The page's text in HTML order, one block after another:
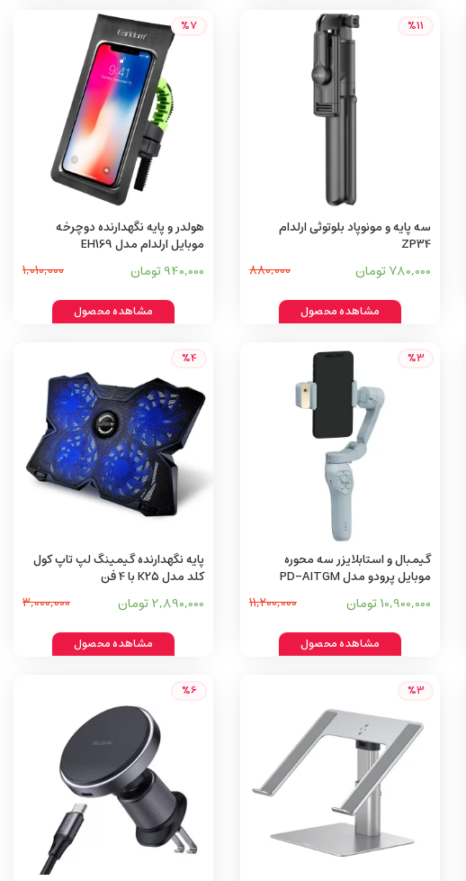
%11
سه پایه و مونوپاد بلوتوثی ارلدام
ZP34
780,000 تومان 880,000
مشاهده محصول
%7
هولدر و پایه نگهدارنده دوچرخه
موبایل ارلدام مدل EH169
940,000 تومان 1,010,000
مشاهده محصول
%3
گیمبال و استابلایزر سه محوره
موبایل پرودو مدل PD-AITGM
10,900,000 تومان 11,200,000
مشاهده محصول
%4
پایه نگهدارنده گیمینگ لپ تاپ کول
کلد مدل K25 با 4 فن
2,890,000 تومان 3,000,000
مشاهده محصول
%3
%6